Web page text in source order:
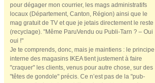
pour dégager mon courrier, les mags administratifs
locaux (Département, Canton, Région) ainsi que le
mag gratuit de TV et que je jetais directement le reste
(recyclage). "Même ParuVendu ou Publi-Tarn ? – Oui
oui !"
Je te comprends, donc, mais je maintiens : le principe
interne des magasins IKEA tient justement à faire
"craquer" les clients, venus pour autre chose, sur des
"têtes de gondole" précis. Ce n’est pas de la "pub-